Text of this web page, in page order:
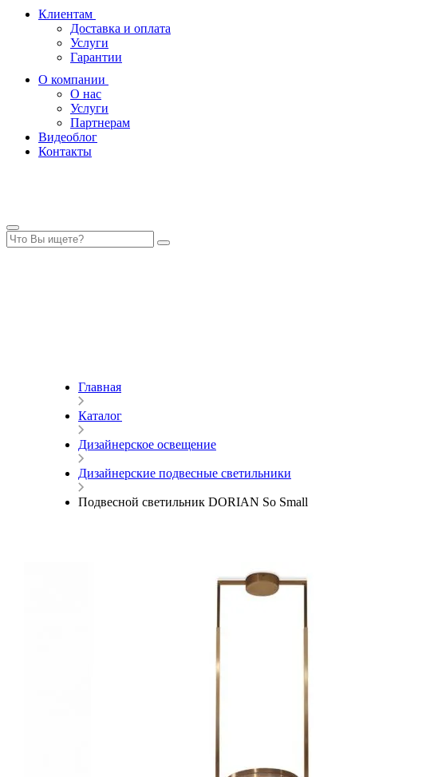
Клиентам
Доставка и оплата
Услуги
Гарантии
О компании
О нас
Услуги
Партнерам
Видеоблог
Контакты
Главная
Каталог
Дизайнерское освещение
Дизайнерские подвесные светильники
Подвесной светильник DORIAN So Small